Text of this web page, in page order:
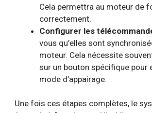
Cela permettra au moteur de
correctement.
Configurer les
vous qu’elles sont
moteur. Cela nécessite
sur un bouton spécifique pour
mode d’appairage.
Une fois ces étapes complètes, le